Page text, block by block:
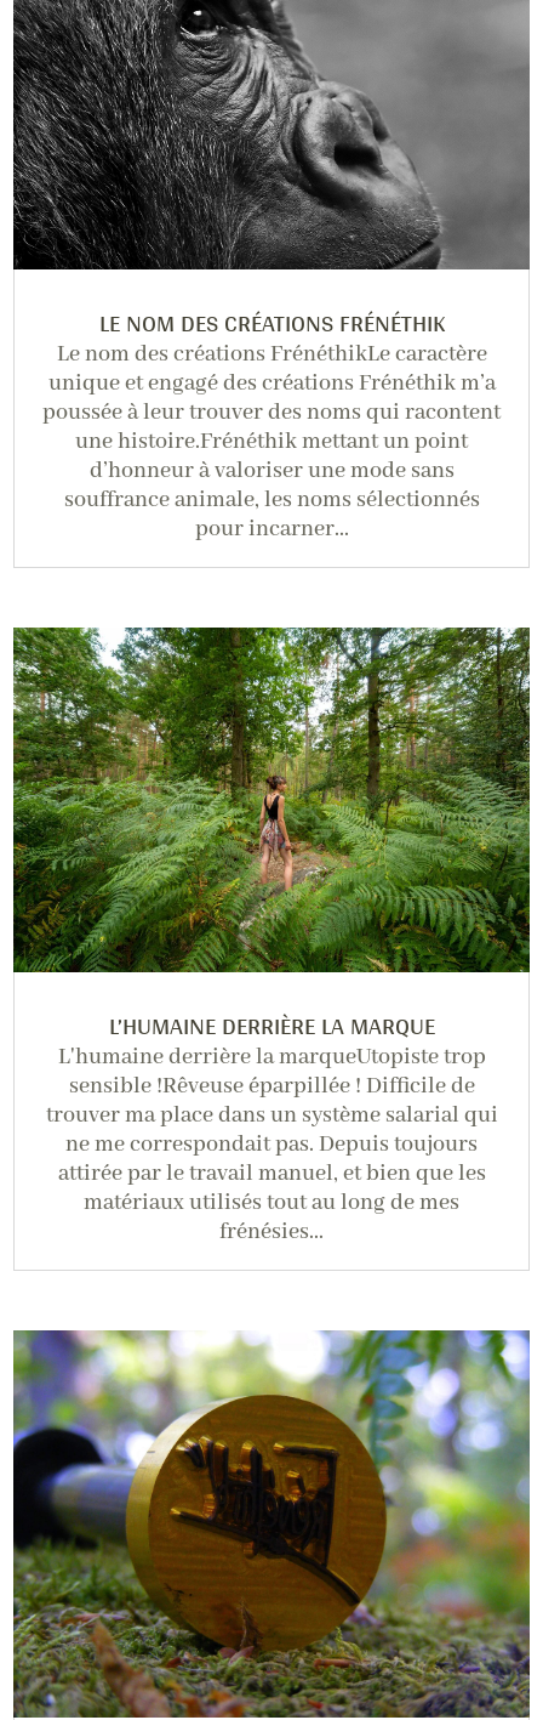
LE NOM DES CRÉATIONS FRÉNÉTHIK
Le nom des créations FrénéthikLe caractère
unique et engagé des créations Frénéthik m’a
poussée à leur trouver des noms qui racontent
une histoire.Frénéthik mettant un point
d’honneur à valoriser une mode sans
souffrance animale, les noms sélectionnés
pour incarner...
L’HUMAINE DERRIÈRE LA MARQUE
L'humaine derrière la marqueUtopiste trop
sensible !Rêveuse éparpillée ! Difficile de
trouver ma place dans un système salarial qui
ne me correspondait pas. Depuis toujours
attirée par le travail manuel, et bien que les
matériaux utilisés tout au long de mes
frénésies...